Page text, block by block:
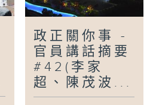
政正關你事 -
官員講話摘要
#42(李家
超、陳茂波...